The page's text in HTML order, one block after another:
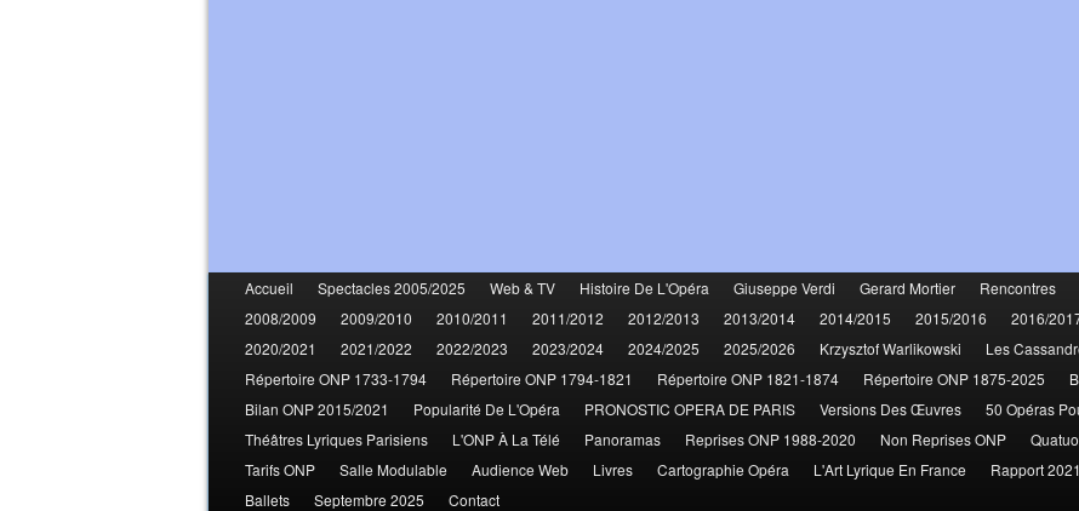
Accueil Spectacles 2005/2025 Web & TV Histoire De L'Opéra Giuseppe Verdi Gerard Mortier Rencontres
2008/2009
2009/2010 2010/2011 2011/2012 2012/2013 2013/2014 2014/2015 2015/2016 2016/
2020/2021
2021/2022 2022/2023 2023/2024 2024/2025 2025/2026 Krzysztof Warlikowski Les
Répertoire ONP 1733-1794
Répertoire ONP 1794-1821 Répertoire ONP 1821-1874 Répertoire ONP 1875-2025
Bilan ONP 2015/2021
Popularité De L'Opéra PRONOSTIC OPERA DE PARIS Versions Des Œuvres 50 Opéras
Théâtres Lyriques Parisiens
L'ONP À La Télé Panoramas Reprises ONP 1988-2020 Non Reprises ONP
Tarifs ONP
Salle Modulable Audience Web Livres Cartographie Opéra L'Art Lyrique En France Rapport
Ballets
Septembre 2025 Contact